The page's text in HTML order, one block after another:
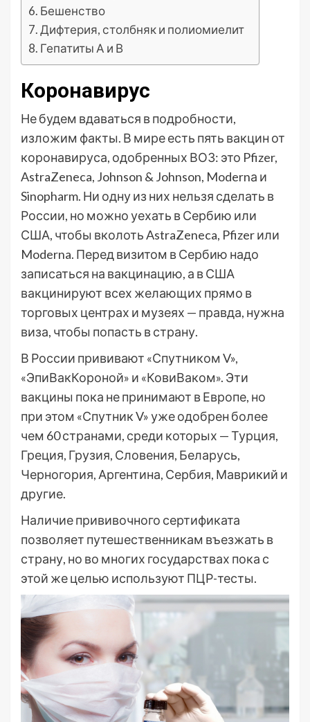
Бешенство
Дифтерия, столбняк и полиомиелит
Гепатиты А и В
Коронавирус
Не будем вдаваться в подробности,
изложим факты. В мире есть пять вакцин от
коронавируса, одобренных ВОЗ: это Pfizer,
AstraZeneca, Johnson & Johnson, Modernа и
Sinopharm. Ни одну из них нельзя сделать в
России, но можно уехать в Сербию или
США, чтобы вколоть AstraZeneca, Pfizer или
Moderna. Перед визитом в Сербию надо
записаться на вакцинацию, а в США
вакцинируют всех желающих прямо в
торговых центрах и музеях — правда, нужна
виза, чтобы попасть в страну.
В России прививают «Спутником V»,
«ЭпиВакКороной» и «КовиВаком». Эти
вакцины пока не принимают в Европе, но
при этом «Спутник V» уже одобрен более
чем 60 странами, среди которых — Турция,
Греция, Грузия, Словения, Беларусь,
Черногория, Аргентина, Сербия, Маврикий и
другие.
Наличие прививочного сертификата
позволяет путешественникам въезжать в
страну, но во многих государствах пока с
этой же целью используют ПЦР-тесты.